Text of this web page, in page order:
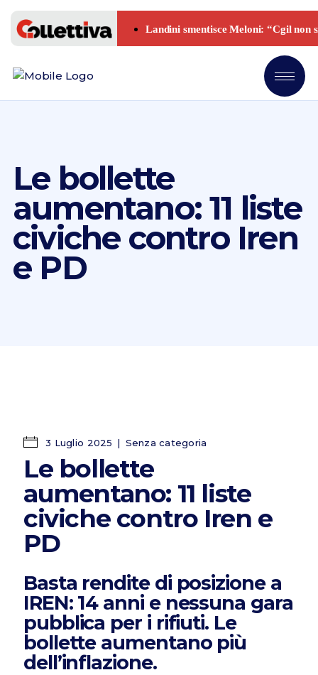
Le bollette
aumentano: 11 liste
civiche contro Iren
e PD
3 Luglio 2025 Senza categoria
Le bollette
aumentano: 11 liste
civiche contro Iren e
PD
Basta rendite di posizione a
IREN: 14 anni e nessuna gara
pubblica per i rifiuti. Le
bollette aumentano più
dell’inflazione.